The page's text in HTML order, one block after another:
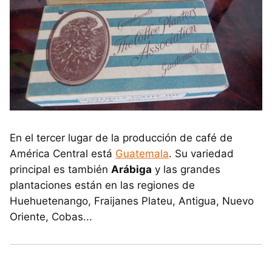
En el tercer lugar de la producción de café de
América Central está Guatemala. Su variedad
principal es también Arábiga y las grandes
plantaciones están en las regiones de
Huehuetenango, Fraijanes Plateu, Antigua, Nuevo
Oriente, Cobas...